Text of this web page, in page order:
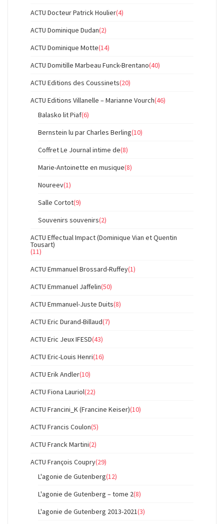
ACTU Docteur Patrick Houlier(4)
ACTU Dominique Dudan(2)
ACTU Dominique Motte(14)
ACTU Domitille Marbeau Funck-Brentano(40)
ACTU Editions des Coussinets(20)
ACTU Editions Villanelle – Marianne Vourch(46)
Balasko lit Piaf(6)
Bernstein lu par Charles Berling(10)
Coffret Le Journal intime de(8)
Marie-Antoinette en musique(8)
Noureev(1)
Salle Cortot(9)
Souvenirs souvenirs(2)
ACTU Effectual Impact (Dominique Vian et Quentin
Tousart)
(11)
ACTU Emmanuel Brossard-Ruffey(1)
ACTU Emmanuel Jaffelin(50)
ACTU Emmanuel-Juste Duits(8)
ACTU Eric Durand-Billaud(7)
ACTU Eric Jeux IFESD(43)
ACTU Eric-Louis Henri(16)
ACTU Erik Andler(10)
ACTU Fiona Lauriol(22)
ACTU Francini_K (Francine Keiser)(10)
ACTU Francis Coulon(5)
ACTU Franck Martini(2)
ACTU François Coupry(29)
L'agonie de Gutenberg(12)
L'agonie de Gutenberg – tome 2(8)
L'agonie de Gutenberg 2013-2021(3)